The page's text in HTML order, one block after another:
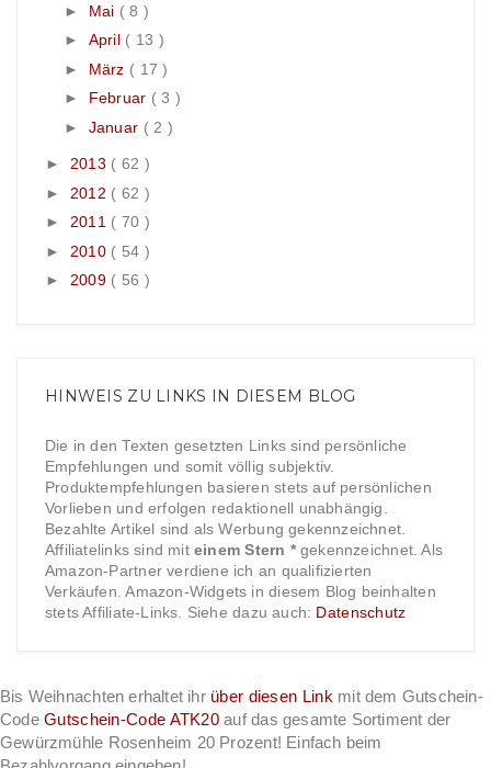
► Mai ( 8 )
► April ( 13 )
► März ( 17 )
► Februar ( 3 )
► Januar ( 2 )
► 2013 ( 62 )
► 2012 ( 62 )
► 2011 ( 70 )
► 2010 ( 54 )
► 2009 ( 56 )
HINWEIS ZU LINKS IN DIESEM BLOG
Die in den Texten gesetzten Links sind persönliche
Empfehlungen und somit völlig subjektiv.
Produktempfehlungen basieren stets auf persönlichen
Vorlieben und erfolgen redaktionell unabhängig.
Bezahlte Artikel sind als Werbung gekennzeichnet.
Affiliatelinks sind miteinem Stern *gekennzeichnet. Als
Amazon-Partner verdiene ich an qualifizierten
Verkäufen. Amazon-Widgets in diesem Blog beinhalten
stets Affiliate-Links. Siehe dazu auch: Datenschutz
Bis Weihnachten erhaltet ihr über diesen Link mit dem Gutschein-
CodeGutschein-Code ATK20 auf das gesamte Sortiment der
Gewürzmühle Rosenheim 20 Prozent! Einfach beim